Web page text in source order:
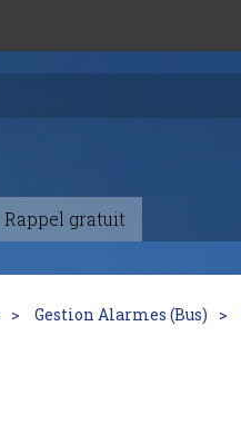
Rappel gratuit
Gestion Alarmes (Bus)